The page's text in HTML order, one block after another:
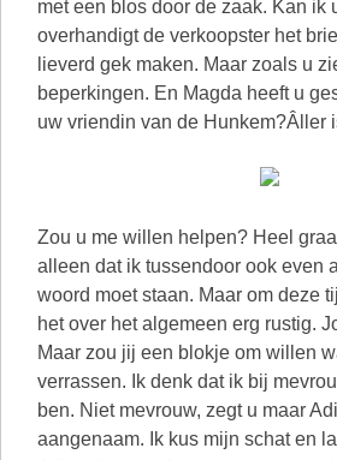
Zou u me willen helpen? Heel
alleen dat ik tussendoor ook even
woord moet staan. Maar om deze
het over het algemeen erg rustig.
Maar zou jij een blokje om willen
verrassen. Ik denk dat ik bij
ben. Niet mevrouw, zegt u maar
aangenaam. Ik kus mijn schat en